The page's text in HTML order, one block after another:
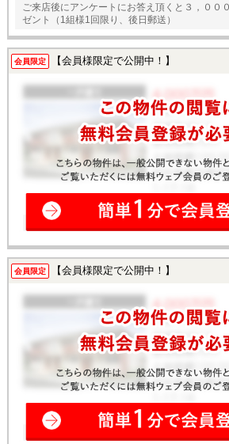
ご来店後にアンケートにお答え頂くと３，００
ゼント（1組様1回限り、後日郵送）
会員限定 【会員様限定で公開中！】
会員限定 【会員様限定で公開中！】